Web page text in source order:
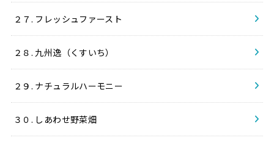
２７. フレッシュファースト
２８. 九州逸（くすいち）
２９. ナチュラルハーモニー
３０. しあわせ野菜畑